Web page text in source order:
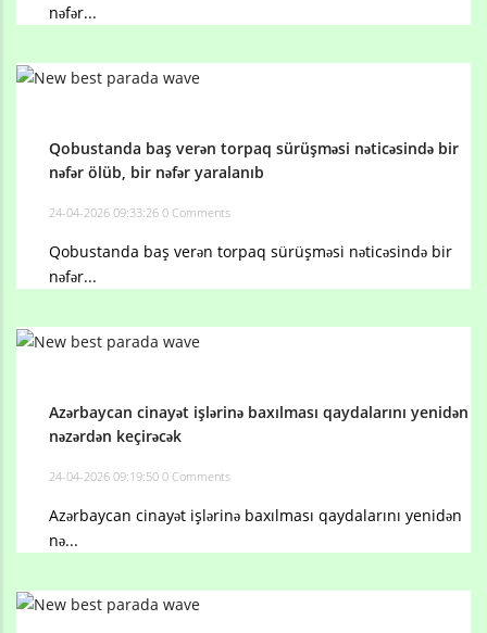
nəfər...
Qobustanda baş verən torpaq sürüşməsi nəticəsində bir
nəfər ölüb, bir nəfər yaralanıb
24-04-2026 09:33:26 0 Comments
Qobustanda baş verən torpaq sürüşməsi nəticəsində bir
nəfər...
Azərbaycan cinayət işlərinə baxılması qaydalarını yenidən
nəzərdən keçirəcək
24-04-2026 09:19:50 0 Comments
Azərbaycan cinayət işlərinə baxılması qaydalarını yenidən
nə...